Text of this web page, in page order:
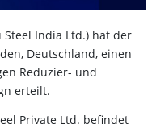
Steel India Ltd.) hat der
Deutschland, einen
Reduzier- und
erteilt.
Private Ltd. befindet